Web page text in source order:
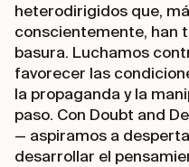
heterodirigidos que,
conscientemente, han
basura. Luchamos
favorecer las
la propaganda y la
paso. Con Doubt and
— aspiramos a
desarrollar el